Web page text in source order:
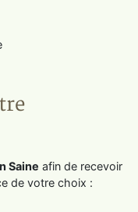
Saine afin de recevoir
de votre choix :